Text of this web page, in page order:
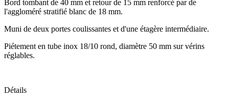
Bord tombant de 40 mm et retour de 15 mm renforcé par de
l'aggloméré stratifié blanc de 18 mm.
Muni de deux portes coulissantes et d'une étagère intermédiaire.
Piétement en tube inox 18/10 rond, diamètre 50 mm sur vérins
réglables.
Détails